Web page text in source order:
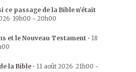
ce passage de la Bible n’était
19h00 - 20h00
et le Nouveau Testament • 18
la Bible • 11 août 2026 21h00 -